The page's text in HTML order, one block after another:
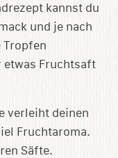
kannst du
und je nach
Tropfen
etwas Fruchtsaft
verleiht deinen
Fruchtaroma.
Säfte.